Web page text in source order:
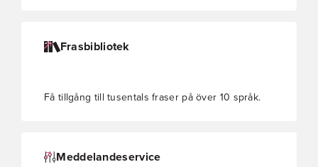
Frasbibliotek
Få tillgång till tusentals fraser på över 10 språk.
Meddelandeservice